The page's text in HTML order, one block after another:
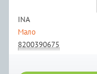
INA
Мало
8200390675